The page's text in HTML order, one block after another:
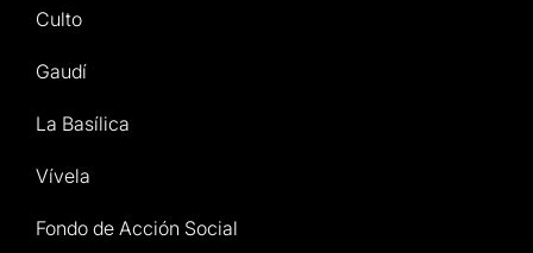
Culto
Gaudí
La Basílica
Vívela
Fondo de Acción Social